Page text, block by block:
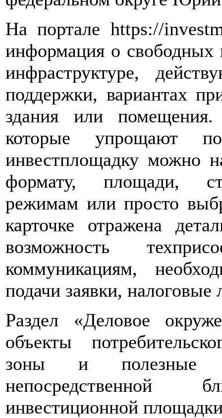
На портале https://
информация о
инфраструктуре,
поддержки, вариантах
здания или
которые упрощают
инвестплощадку можно
формату, площади,
режимам или просто
карточке отражена
возможность
коммуникациям,
подачи заявки, налоговые
Раздел «Деловое
объекты
зоны и полезные
инвестиционной